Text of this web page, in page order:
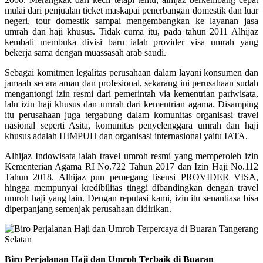
mulai dari penjualan ticket maskapai penerbangan domestik dan luar
negeri, tour domestik sampai mengembangkan ke layanan jasa
umrah dan haji khusus. Tidak cuma itu, pada tahun 2011 Alhijaz
kembali membuka divisi baru ialah provider visa umrah yang
bekerja sama dengan muassasah arab saudi.
Sebagai komitmen legalitas perusahaan dalam layani konsumen dan
jamaah secara aman dan profesional, sekarang ini perusahaan sudah
mengantongi izin resmi dari pemerintah via kementrian pariwisata,
lalu izin haji khusus dan umrah dari kementrian agama. Disamping
itu perusahaan juga tergabung dalam komunitas organisasi travel
nasional seperti Asita, komunitas penyelenggara umrah dan haji
khusus adalah HIMPUH dan organisasi internasional yaitu IATA.
Alhijaz Indowisata ialah travel umroh resmi yang memperoleh izin
Kementerian Agama RI No.722 Tahun 2017 dan Izin Haji No.112
Tahun 2018. Alhijaz pun pemegang lisensi PROVIDER VISA,
hingga mempunyai kredibilitas tinggi dibandingkan dengan travel
umroh haji yang lain. Dengan reputasi kami, izin itu senantiasa bisa
diperpanjang semenjak perusahaan didirikan.
Biro Perjalanan Haji dan Umroh Terbaik di Buaran